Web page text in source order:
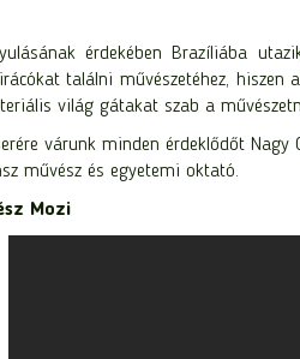
érdekében Brazíliába
találni művészetéhez, hiszen
világ gátakat szab a
várunk minden érdeklődőt
művész és egyetemi oktató.
Mozi